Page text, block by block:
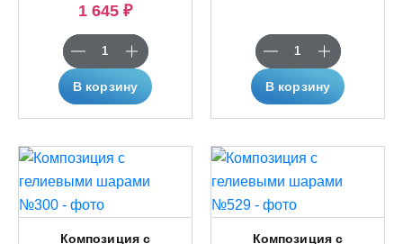
1 645 ₽
В корзину В корзину
Композиция с
Композиция с